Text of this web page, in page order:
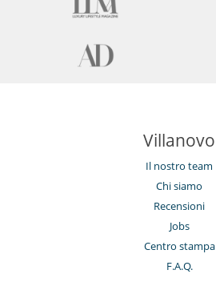
Villanovo
Il nostro team
Chi siamo
Recensioni
Jobs
Centro stampa
F.A.Q.